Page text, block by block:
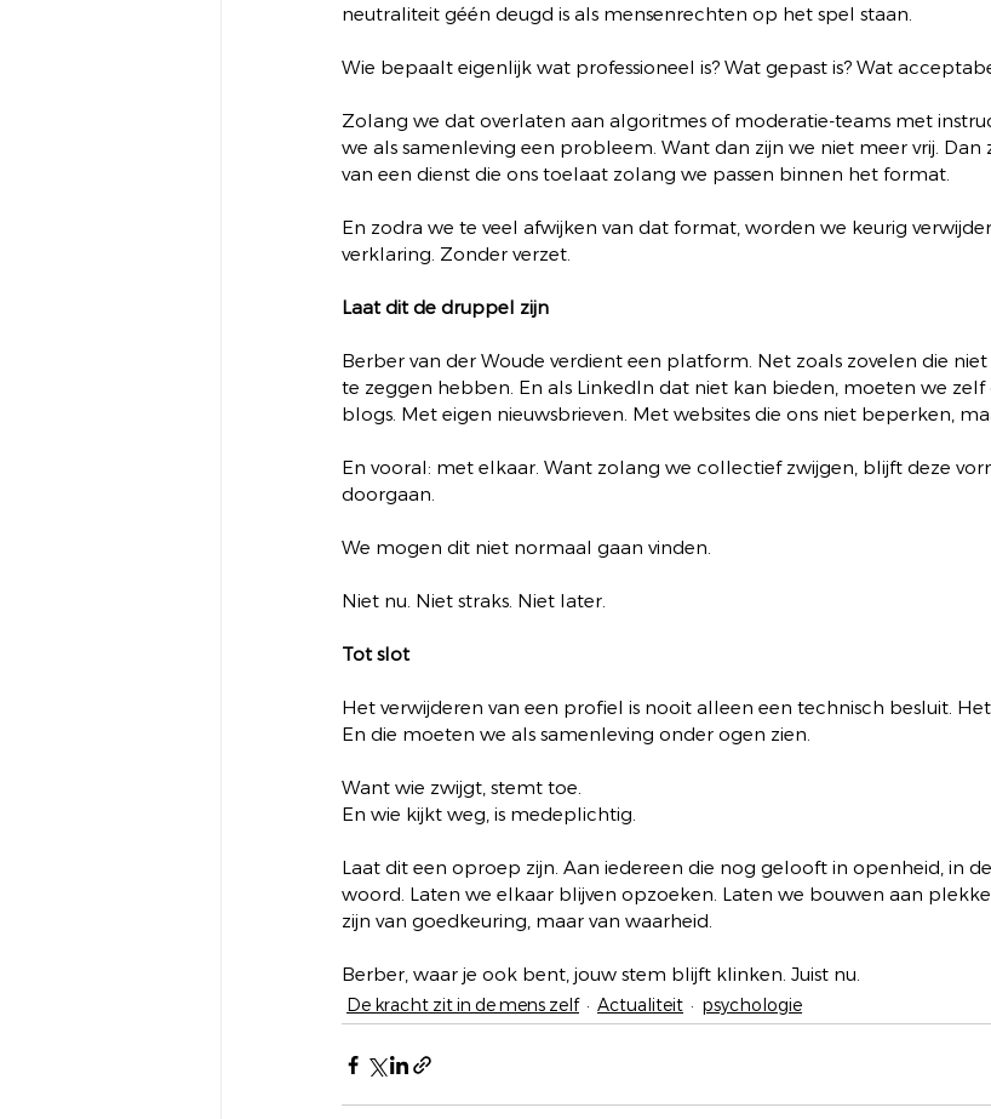
neutraliteit géén deugd is als mensenrechten op het spel staan.
Wie bepaalt eigenlijk wat professioneel is? Wat gepast is? Wat
Zolang we dat overlaten aan algoritmes of moderatie-teams met
we als samenleving een probleem. Want dan zijn we niet meer vrij. Dan
van een dienst die ons toelaat zolang we passen binnen het format.
En zodra we te veel afwijken van dat format, worden we keurig
verklaring. Zonder verzet.
Laat dit de druppel zijn
Berber van der Woude verdient een platform. Net zoals zovelen die
te zeggen hebben. En als LinkedIn dat niet kan bieden, moeten we
blogs. Met eigen nieuwsbrieven. Met websites die ons niet beperken,
En vooral: met elkaar. Want zolang we collectief zwijgen, blijft deze
doorgaan.
We mogen dit niet normaal gaan vinden.
Niet nu. Niet straks. Niet later.
Tot slot
Het verwijderen van een profiel is nooit alleen een technisch besluit.
En die moeten we als samenleving onder ogen zien.
Want wie zwijgt, stemt toe.
En wie kijkt weg, is medeplichtig.
Laat dit een oproep zijn. Aan iedereen die nog gelooft in openheid, in
woord. Laten we elkaar blijven opzoeken. Laten we bouwen aan
zijn van goedkeuring, maar van waarheid.
Berber, waar je ook bent, jouw stem blijft klinken. Juist nu.
De kracht zit in de mens zelf Actualiteit psychologie